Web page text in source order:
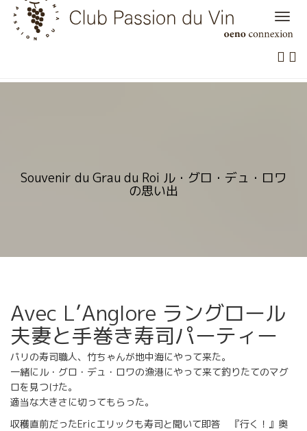
Skip
content
Souvenir du Grau du Roi ル・グロ・デュ・ロワ
の思い出
Avec L’Anglore ラングロール
夫妻と手巻き寿司パーティー
パリの寿司職人、竹ちゃんが地中海にやって来た。
一緒にル・グロ・デュ・ロワの漁港にやって来て釣りたてのマグ
ロを見つけた。
適当な大きさに切ってもらった。
収穫直前だったEricエリックも寿司と聞いて即答 『行く！』奥